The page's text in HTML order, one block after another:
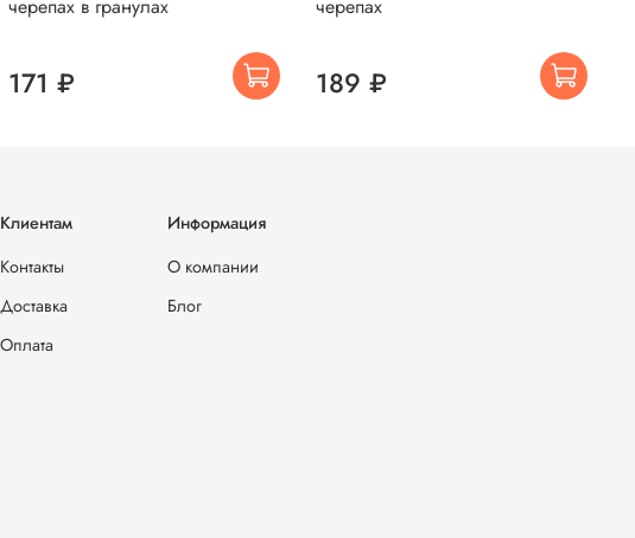
черепах в гранулах
171 ₽
черепах
189 ₽
Клиентам
Контакты
Доставка
Оплата
Информация
О компании
Блог